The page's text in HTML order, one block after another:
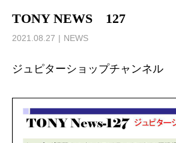
TONY NEWS 127
2021.08.27 NEWS
ジュピターショップチャンネル